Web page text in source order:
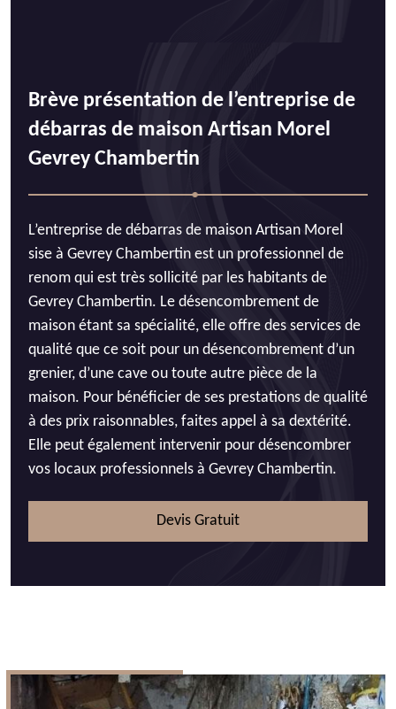
Brève présentation de l’entreprise de
débarras de maison Artisan Morel
Gevrey Chambertin
L’entreprise de débarras de maison Artisan Morel
sise à Gevrey Chambertin est un professionnel de
renom qui est très sollicité par les habitants de
Gevrey Chambertin. Le désencombrement de
maison étant sa spécialité, elle offre des services de
qualité que ce soit pour un désencombrement d’un
grenier, d’une cave ou toute autre pièce de la
maison. Pour bénéficier de ses prestations de qualité
à des prix raisonnables, faites appel à sa dextérité.
Elle peut également intervenir pour désencombrer
vos locaux professionnels à Gevrey Chambertin.
Devis Gratuit